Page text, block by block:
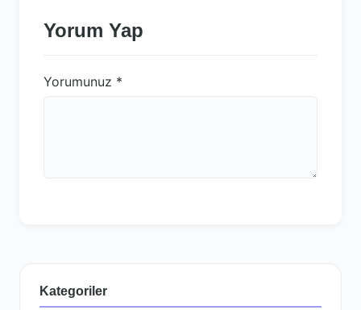
Yorum Yap
Yorumunuz *
Kategoriler